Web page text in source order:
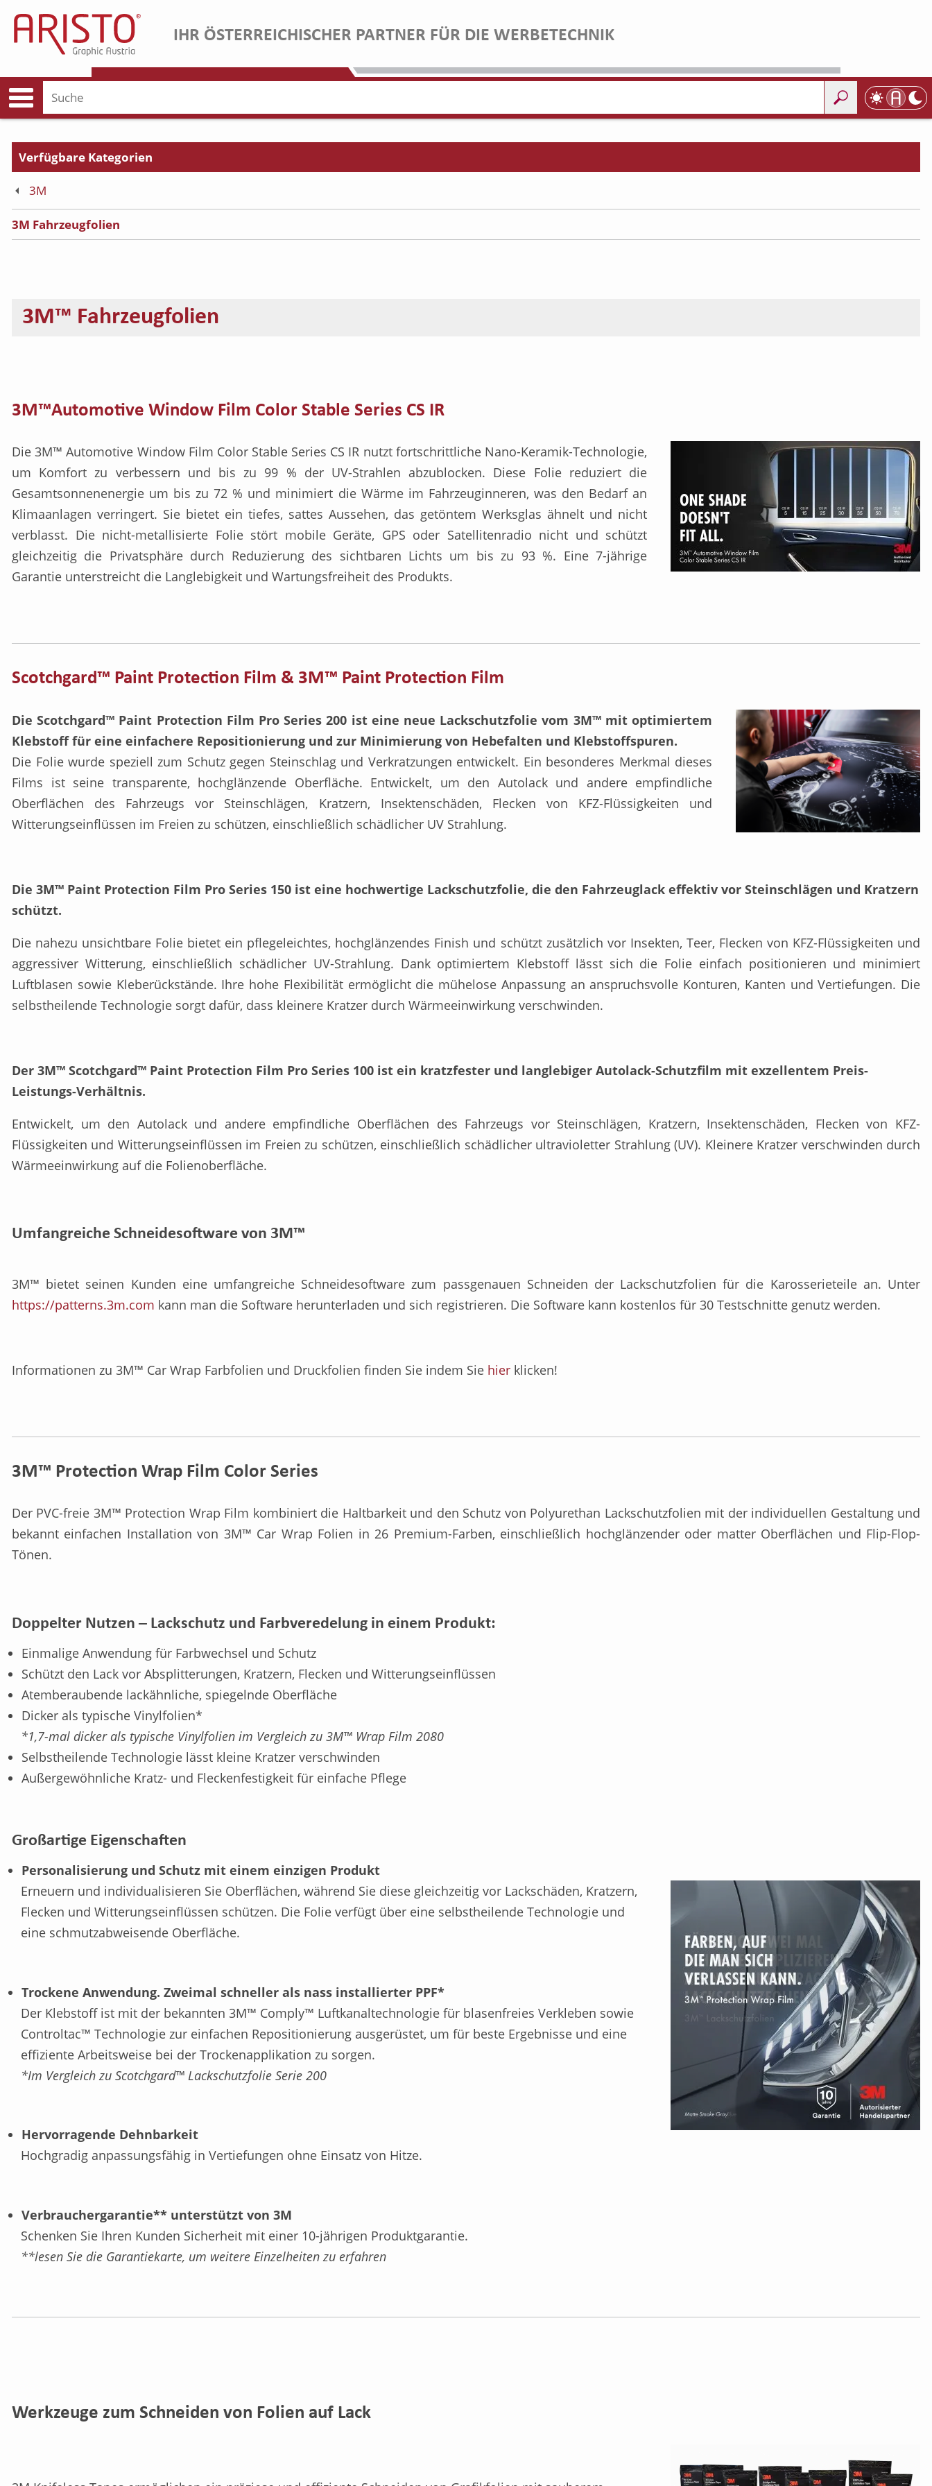
IHR ÖSTERREICHISCHER PARTNER FÜR DIE WERBETECHNIK
3M
3M Fahrzeugfolien
3M™ Fahrzeugfolien
3M™Automotive Window Film Color Stable Series CS IR
Die 3M™ Automotive Window Film Color Stable Series CS IR nutzt fortschrittliche Nano-Keramik-Technologie,
um Komfort zu verbessern und bis zu 99 % der UV-Strahlen abzublocken. Diese Folie reduziert die
Gesamtsonnenenergie um bis zu 72 % und minimiert die Wärme im Fahrzeuginneren, was den Bedarf an
Klimaanlagen verringert. Sie bietet ein tiefes, sattes Aussehen, das getöntem Werksglas ähnelt und nicht
verblasst. Die nicht-metallisierte Folie stört mobile Geräte, GPS oder Satellitenradio nicht und schützt
gleichzeitig die Privatsphäre durch Reduzierung des sichtbaren Lichts um bis zu 93 %. Eine 7-jährige
Garantie unterstreicht die Langlebigkeit und Wartungsfreiheit des Produkts.
Scotchgard™ Paint Protection Film & 3M™ Paint Protection Film
Die Scotchgard™ Paint Protection Film Pro Series 200 ist eine neue Lackschutzfolie vom 3M™ mit optimiertem
Klebstoff für eine einfachere Repositionierung und zur Minimierung von Hebefalten und Klebstoffspuren.
Die Folie wurde speziell zum Schutz gegen Steinschlag und Verkratzungen entwickelt. Ein besonderes Merkmal dieses
Films ist seine transparente, hochglänzende Oberfläche. Entwickelt, um den Autolack und andere empfindliche
Oberflächen des Fahrzeugs vor Steinschlägen, Kratzern, Insektenschäden, Flecken von KFZ-Flüssigkeiten und
Witterungseinflüssen im Freien zu schützen, einschließlich schädlicher UV Strahlung.
Die 3M™ Paint Protection Film Pro Series 150 ist eine hochwertige Lackschutzfolie, die den Fahrzeuglack effektiv vor Steinschlägen und Kratzern
schützt.
Die nahezu unsichtbare Folie bietet ein pflegeleichtes, hochglänzendes Finish und schützt zusätzlich vor Insekten, Teer, Flecken von KFZ-Flüssigkeiten und
aggressiver Witterung, einschließlich schädlicher UV-Strahlung. Dank optimiertem Klebstoff lässt sich die Folie einfach positionieren und minimiert
Luftblasen sowie Kleberückstände. Ihre hohe Flexibilität ermöglicht die mühelose Anpassung an anspruchsvolle Konturen, Kanten und Vertiefungen. Die
selbstheilende Technologie sorgt dafür, dass kleinere Kratzer durch Wärmeeinwirkung verschwinden.
Der 3M™ Scotchgard™ Paint Protection Film Pro Series 100 ist ein kratzfester und langlebiger Autolack-Schutzfilm mit exzellentem Preis-
Leistungs-Verhältnis.
Entwickelt, um den Autolack und andere empfindliche Oberflächen des Fahrzeugs vor Steinschlägen, Kratzern, Insektenschäden, Flecken von KFZ-
Flüssigkeiten und Witterungseinflüssen im Freien zu schützen, einschließlich schädlicher ultravioletter Strahlung (UV). Kleinere Kratzer verschwinden durch
Wärmeeinwirkung auf die Folienoberfläche.
Umfangreiche Schneidesoftware von 3M™
3M™ bietet seinen Kunden eine umfangreiche Schneidesoftware zum passgenauen Schneiden der Lackschutzfolien für die Karosserieteile an. Unter
https://patterns.3m.com kann man die Software herunterladen und sich registrieren. Die Software kann kostenlos für 30 Testschnitte genutz werden.
Informationen zu 3M™ Car Wrap Farbfolien und Druckfolien finden Sie indem Sie hier klicken!
3M™ Protection Wrap Film Color Series
Der PVC-freie 3M™ Protection Wrap Film kombiniert die Haltbarkeit und den Schutz von Polyurethan Lackschutzfolien mit der individuellen Gestaltung und
bekannt einfachen Installation von 3M™ Car Wrap Folien in 26 Premium-Farben, einschließlich hochglänzender oder matter Oberflächen und Flip-Flop-
Tönen.
Doppelter Nutzen – Lackschutz und Farbveredelung in einem Produkt:
Einmalige Anwendung für Farbwechsel und Schutz
Schützt den Lack vor Absplitterungen, Kratzern, Flecken und Witterungseinflüssen
Atemberaubende lackähnliche, spiegelnde Oberfläche
Dicker als typische Vinylfolien*
*1,7-mal dicker als typische Vinylfolien im Vergleich zu 3M™ Wrap Film 2080
Selbstheilende Technologie lässt kleine Kratzer verschwinden
Außergewöhnliche Kratz- und Fleckenfestigkeit für einfache Pflege
Großartige Eigenschaften
Personalisierung und Schutz mit einem einzigen Produkt
Erneuern und individualisieren Sie Oberflächen, während Sie diese gleichzeitig vor Lackschäden, Kratzern,
Flecken und Witterungseinflüssen schützen. Die Folie verfügt über eine selbstheilende Technologie und
eine schmutzabweisende Oberfläche.
Trockene Anwendung. Zweimal schneller als nass installierter PPF*
Der Klebstoff ist mit der bekannten 3M™ Comply™ Luftkanaltechnologie für blasenfreies Verkleben sowie
Controltac™ Technologie zur einfachen Repositionierung ausgerüstet, um für beste Ergebnisse und eine
effiziente Arbeitsweise bei der Trockenapplikation zu sorgen.
*Im Vergleich zu Scotchgard™ Lackschutzfolie Serie 200
Hervorragende Dehnbarkeit
Hochgradig anpassungsfähig in Vertiefungen ohne Einsatz von Hitze.
Verbrauchergarantie** unterstützt von 3M
Schenken Sie Ihren Kunden Sicherheit mit einer 10-jährigen Produktgarantie.
**lesen Sie die Garantiekarte, um weitere Einzelheiten zu erfahren
Werkzeuge zum Schneiden von Folien auf Lack